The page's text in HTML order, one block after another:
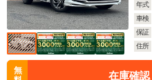
年式
車検
保証
住所
無
在庫確